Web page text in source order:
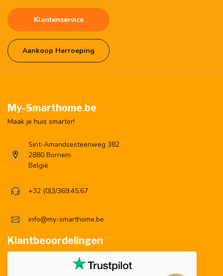
Klantenservice
Aankoop Herroeping
My-Smarthome.be
Maak je huis smarter!
Sint-Amandsesteenweg 382
2880 Bornem
België
+32 (0)3/369.45.67
info@my-smarthome.be
Klantbeoordelingen